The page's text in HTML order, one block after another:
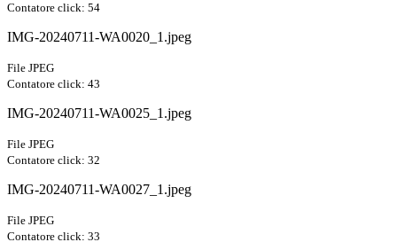
Contatore click: 54
IMG-20240711-WA0020_1.jpeg
File JPEG
Contatore click: 43
IMG-20240711-WA0025_1.jpeg
File JPEG
Contatore click: 32
IMG-20240711-WA0027_1.jpeg
File JPEG
Contatore click: 33